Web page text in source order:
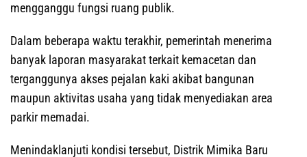
mengganggu fungsi ruang publik.
Dalam beberapa waktu terakhir, pemerintah menerima
banyak laporan masyarakat terkait kemacetan dan
terganggunya akses pejalan kaki akibat bangunan
maupun aktivitas usaha yang tidak menyediakan area
parkir memadai.
Menindaklanjuti kondisi tersebut, Distrik Mimika Baru